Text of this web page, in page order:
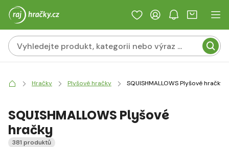
Hračky Plyšové hračky SQUISHMALLOWS Plyšové hračky
SQUISHMALLOWS Plyšové
hračky
381 produktů